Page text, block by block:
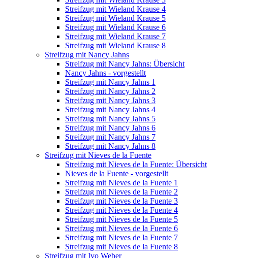
Streifzug mit Wieland Krause 4
Streifzug mit Wieland Krause 5
Streifzug mit Wieland Krause 6
Streifzug mit Wieland Krause 7
Streifzug mit Wieland Krause 8
Streifzug mit Nancy Jahns
Streifzug mit Nancy Jahns: Übersicht
Nancy Jahns - vorgestellt
Streifzug mit Nancy Jahns 1
Streifzug mit Nancy Jahns 2
Streifzug mit Nancy Jahns 3
Streifzug mit Nancy Jahns 4
Streifzug mit Nancy Jahns 5
Streifzug mit Nancy Jahns 6
Streifzug mit Nancy Jahns 7
Streifzug mit Nancy Jahns 8
Streifzug mit Nieves de la Fuente
Streifzug mit Nieves de la Fuente: Übersicht
Nieves de la Fuente - vorgestellt
Streifzug mit Nieves de la Fuente 1
Streifzug mit Nieves de la Fuente 2
Streifzug mit Nieves de la Fuente 3
Streifzug mit Nieves de la Fuente 4
Streifzug mit Nieves de la Fuente 5
Streifzug mit Nieves de la Fuente 6
Streifzug mit Nieves de la Fuente 7
Streifzug mit Nieves de la Fuente 8
Streifzug mit Ivo Weber